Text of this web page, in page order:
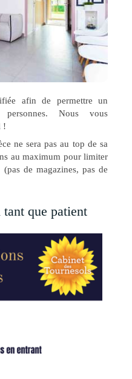
afin de permettre un
personnes. Nous vous
!
ne sera pas au top de sa
au maximum pour limiter
de magazines, pas de
que patient